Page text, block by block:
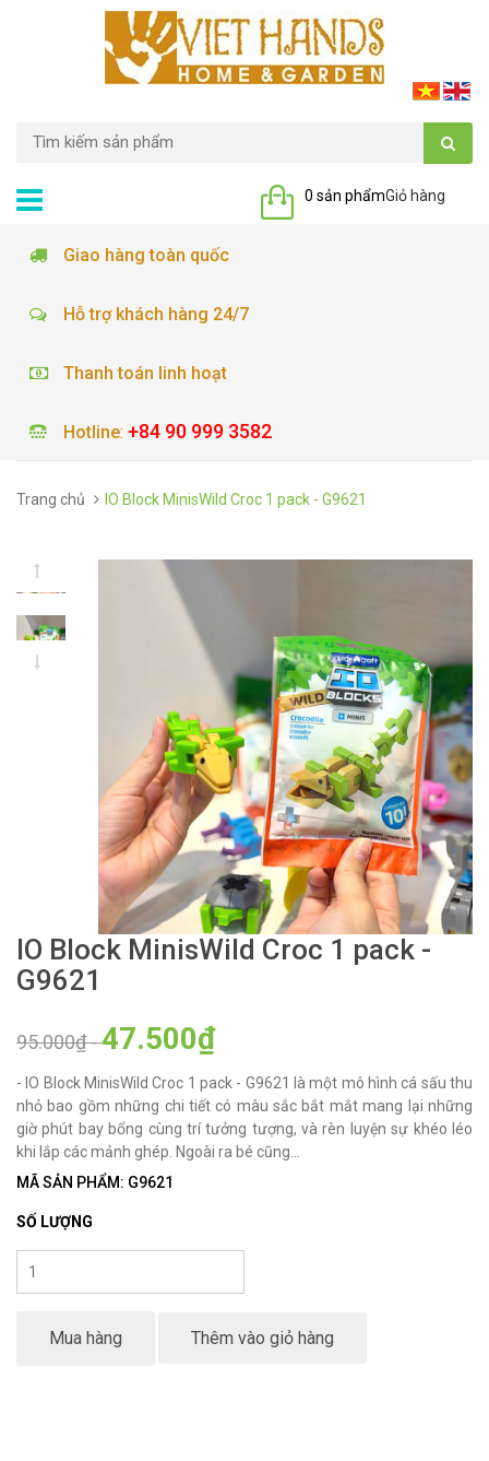
Giỏ hàng
0 sản phẩm
Giao hàng toàn quốc
Hỗ trợ khách hàng 24/7
Thanh toán linh hoạt
Hotline: +84 90 999 3582
Trang chủ IO Block MinisWild Croc 1 pack - G9621
IO Block MinisWild Croc 1 pack -
G9621
95.000₫-47.500₫
- IO Block MinisWild Croc 1 pack - G9621 là một mô hình cá sấu thu
nhỏ bao gồm những chi tiết có màu sắc bắt mắt mang lại những
giờ phút bay bổng cùng trí tưởng tượng, và rèn luyện sự khéo léo
khi lắp các mảnh ghép. Ngoài ra bé cũng...
MÃ SẢN PHẨM: G9621
SỐ LƯỢNG
Mua hàng Thêm vào giỏ hàng